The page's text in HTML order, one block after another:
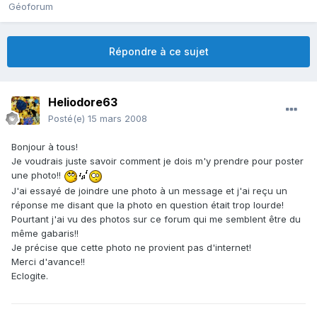
Géoforum
Répondre à ce sujet
Heliodore63
Posté(e) 15 mars 2008
Bonjour à tous!
Je voudrais juste savoir comment je dois m'y prendre pour poster
une photo!!
J'ai essayé de joindre une photo à un message et j'ai reçu un
réponse me disant que la photo en question était trop lourde!
Pourtant j'ai vu des photos sur ce forum qui me semblent être du
même gabaris!!
Je précise que cette photo ne provient pas d'internet!
Merci d'avance!!
Eclogite.